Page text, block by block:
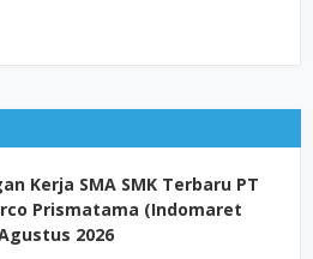
Kerja SMA SMK Terbaru PT
Prismatama (Indomaret
2026